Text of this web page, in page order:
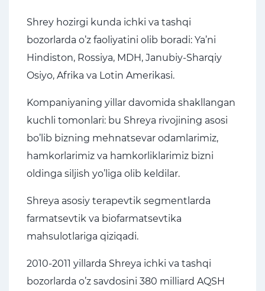
Shrey hozirgi kunda ichki va tashqi
bozorlarda o’z faoliyatini olib boradi: Ya’ni
Hindiston, Rossiya, MDH, Janubiy-Sharqiy
Osiyo, Afrika va Lotin Amerikasi.
Kompaniyaning yillar davomida shakllangan
kuchli tomonlari: bu Shreya rivojining asosi
bo’lib bizning mehnatsevar odamlarimiz,
hamkorlarimiz va hamkorliklarimiz bizni
oldinga siljish yo’liga olib keldilar.
Shreya asosiy terapevtik segmentlarda
farmatsevtik va biofarmatsevtika
mahsulotlariga qiziqadi.
2010-2011 yillarda Shreya ichki va tashqi
bozorlarda o’z savdosini 380 milliard AQSH